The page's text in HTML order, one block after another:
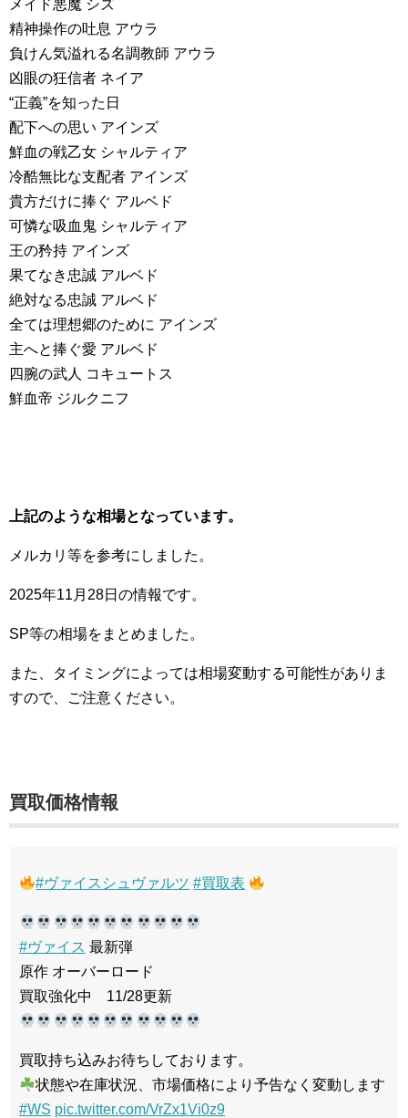
メイド悪魔 シズ
精神操作の吐息 アウラ
負けん気溢れる名調教師 アウラ
凶眼の狂信者 ネイア
“正義”を知った日
配下への思い アインズ
鮮血の戦乙女 シャルティア
冷酷無比な支配者 アインズ
貴方だけに捧ぐ アルベド
可憐な吸血鬼 シャルティア
王の矜持 アインズ
果てなき忠誠 アルベド
絶対なる忠誠 アルベド
全ては理想郷のために アインズ
主へと捧ぐ愛 アルベド
四腕の武人 コキュートス
鮮血帝 ジルクニフ
上記のような相場となっています。
メルカリ等を参考にしました。
2025年11月28日の情報です。
SP等の相場をまとめました。
また、タイミングによっては相場変動する可能性がありま
すので、ご注意ください。
買取価格情報
#ヴァイスシュヴァルツ #買取表
#ヴァイス 最新弾
原作 オーバーロード
買取強化中 11/28更新
買取持ち込みお待ちしております。
状態や在庫状況、市場価格により予告なく変動します
#WS pic.twitter.com/VrZx1Vi0z9